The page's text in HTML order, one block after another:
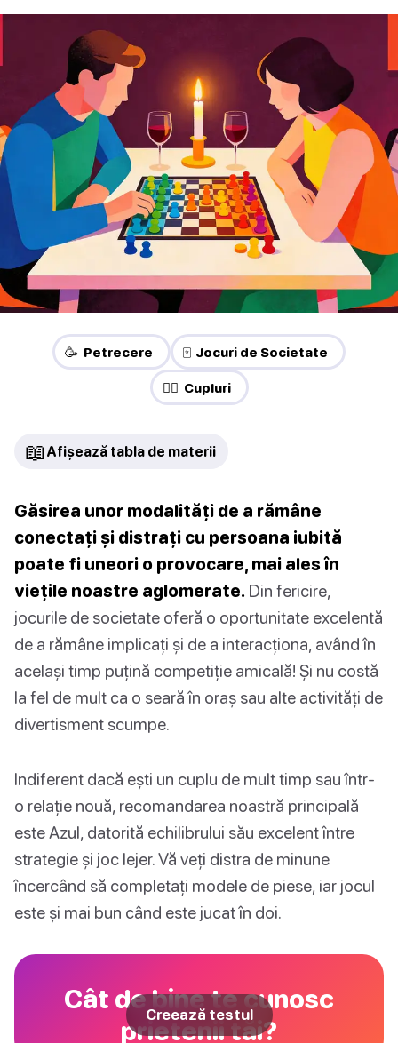
🥳 Petrecere 🀄 Jocuri de Societate
❤️‍🔥 Cupluri
📖 Afișează tabla de materii
Găsirea unor modalități de a rămâne
conectați și distrați cu persoana iubită
poate fi uneori o provocare, mai ales în
viețile noastre aglomerate. Din fericire,
jocurile de societate oferă o oportunitate excelentă
de a rămâne implicați și de a interacționa, având în
același timp puțină competiție amicală! Și nu costă
la fel de mult ca o seară în oraș sau alte activități de
divertisment scumpe.
Indiferent dacă ești un cuplu de mult timp sau într-
o relație nouă, recomandarea noastră principală
este Azul, datorită echilibrului său excelent între
strategie și joc lejer. Vă veți distra de minune
încercând să completați modele de piese, iar jocul
este și mai bun când este jucat în doi.
Cât de bine te cunosc
prietenii tăi?
Creează testul